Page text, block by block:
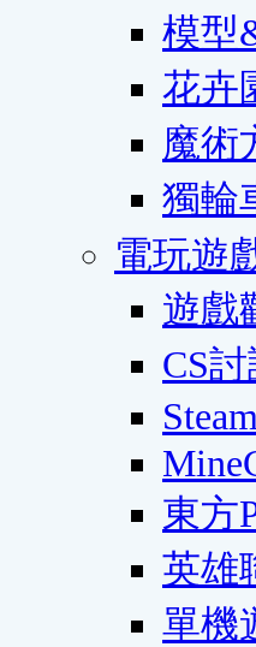
模型
花卉
魔術
獨輪
電玩遊
遊戲
CS
Steam
東方
英雄
單機